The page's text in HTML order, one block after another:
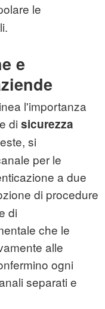
le
e
l'importanza
di sicurezza
si
per le
a due
di procedure
di
che le
alle
ogni
separati e